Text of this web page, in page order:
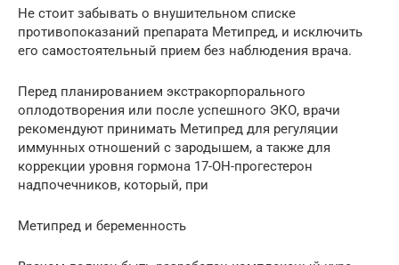
Не стоит забывать о внушительном списке
противопоказаний препарата Метипред, и исключить
его самостоятельный прием без наблюдения врача.
Перед планированием экстракорпорального
оплодотворения или после успешного ЭКО, врачи
рекомендуют принимать Метипред для регуляции
иммунных отношений с зародышем, а также для
коррекции уровня гормона 17-ОН-прогестерон
надпочечников, который, при
Метипред и беременность